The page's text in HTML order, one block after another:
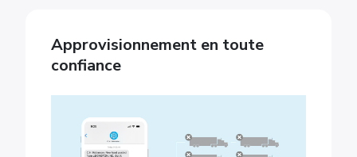
Approvisionnement en toute
confiance